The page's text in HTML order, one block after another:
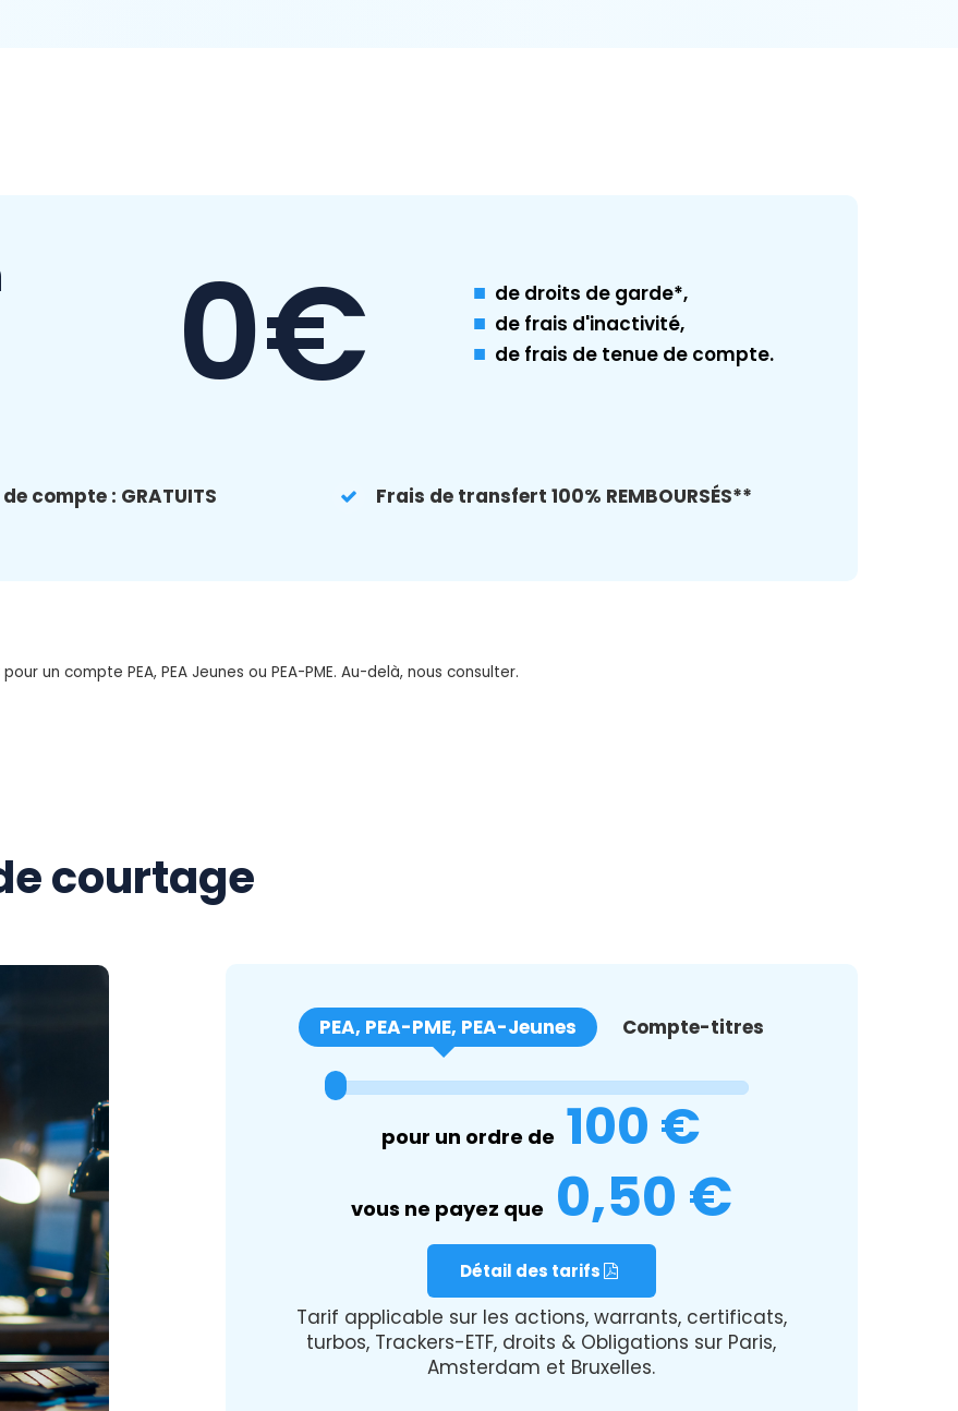
0€
de droits de garde*,
de frais d'inactivité,
de frais de tenue de compte.
compte : GRATUITS Frais de transfert 100% REMBOURSÉS**
un compte PEA, PEA Jeunes ou PEA-PME. Au-delà, nous consulter.
courtage
PEA, PEA-PME, PEA-Jeunes Compte-titres
pour un ordre de 100 €
vous ne payez que 0,50 €
Détail des tarifs
Tarif applicable sur les actions, warrants, certificats,
turbos, Trackers-ETF, droits & Obligations sur Paris,
Amsterdam et Bruxelles.